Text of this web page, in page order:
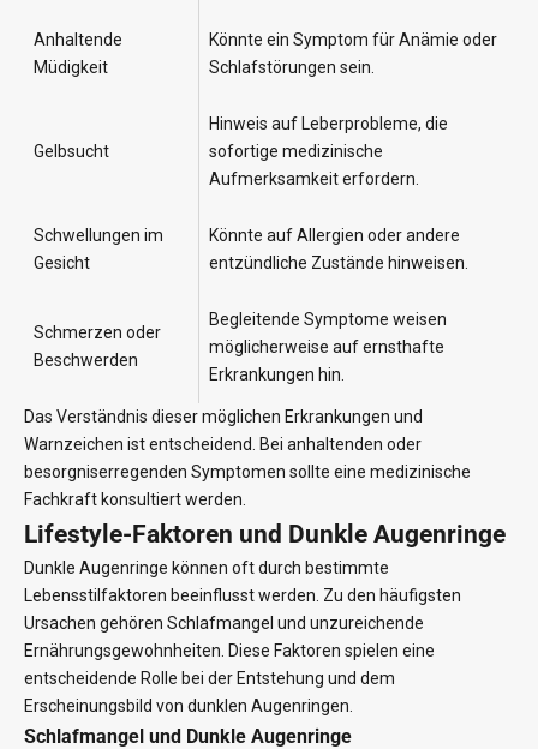
Anhaltende
Müdigkeit
Könnte ein Symptom für Anämie oder
Schlafstörungen sein.
Gelbsucht
Hinweis auf Leberprobleme, die
sofortige medizinische
Aufmerksamkeit erfordern.
Schwellungen im
Gesicht
Könnte auf Allergien oder andere
entzündliche Zustände hinweisen.
Schmerzen oder
Beschwerden
Begleitende Symptome weisen
möglicherweise auf ernsthafte
Erkrankungen hin.
Das Verständnis dieser möglichen Erkrankungen und
Warnzeichen ist entscheidend. Bei anhaltenden oder
besorgniserregenden Symptomen sollte eine medizinische
Fachkraft konsultiert werden.
Lifestyle-Faktoren und Dunkle Augenringe
Dunkle Augenringe können oft durch bestimmte
Lebensstilfaktoren beeinflusst werden. Zu den häufigsten
Ursachen gehören Schlafmangel und unzureichende
Ernährungsgewohnheiten. Diese Faktoren spielen eine
entscheidende Rolle bei der Entstehung und dem
Erscheinungsbild von dunklen Augenringen.
Schlafmangel und Dunkle Augenringe